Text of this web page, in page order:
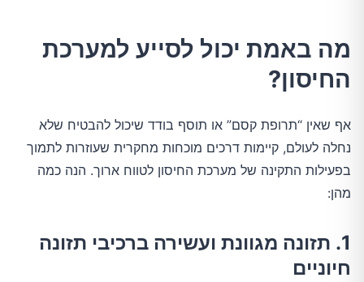
מה באמת יכול לסייע למערכת
החיסון?
אף שאין “תרופת קסם” או תוסף בודד שיכול להבטיח שלא
נחלה לעולם, קיימות דרכים מוכחות מחקרית שעוזרות לתמוך
בפעילות התקינה של מערכת החיסון לטווח ארוך. הנה כמה
מהן:
1. תזונה מגוונת ועשירה ברכיבי תזונה
חיוניים